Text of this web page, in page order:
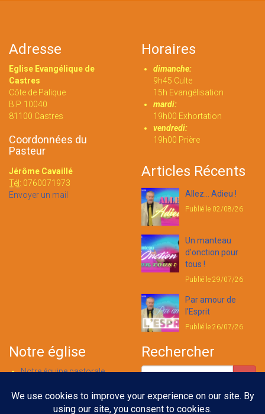
Adresse
Eglise Evangélique de
Castres
Côte de Palique
B.P. 10040
81100 Castres
Coordonnées du
Pasteur
Jérôme Cavaillé
Tél: 0760071973
Envoyer un mail
Horaires
dimanche:
9h45 Culte
15h Evangélisation
mardi:
19h00 Exhortation
vendredi:
19h00 Prière
Articles Récents
Allez... Adieu !
Publié le 02/08/26
Un manteau
d'onction pour
tous !
Publié le 29/07/26
Par amour de
l'Esprit
Publié le 26/07/26
Notre église
Notre équipe pastorale
Notre foi
Rechercher